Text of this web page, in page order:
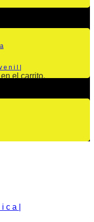
el carrito.
n i l |
c a |